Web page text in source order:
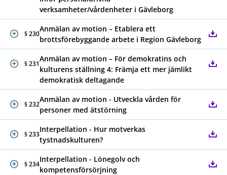
verksamheter/vårdenheter i Gävleborg
§ 230
Anmälan av motion – Etablera ett
brottsförebyggande arbete i Region Gävleborg
§ 231
Anmälan av motion – För demokratins och
kulturens ställning 4: Främja ett mer jämlikt
demokratisk deltagande
§ 232
Anmälan av motion - Utveckla vården för
personer med ätstörning
§ 233
Interpellation - Hur motverkas
tystnadskulturen?
§ 234
Interpellation - Lönegolv och
kompetensförsörjning